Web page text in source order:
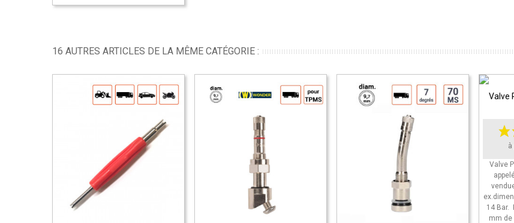
16 AUTRES ARTICLES DE LA MÊME CATÉGORIE :
Valve
à
Valve
14 Bar.
mm de